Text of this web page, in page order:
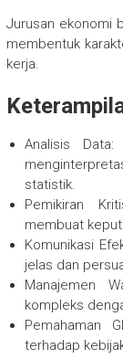
Jurusan ekonomi
membentuk
kerja.
Analisis
statistik.
Pemikiran
membuat
Komunikasi
jelas dan
Manajemen
kompleks
Pemahaman
terhadap